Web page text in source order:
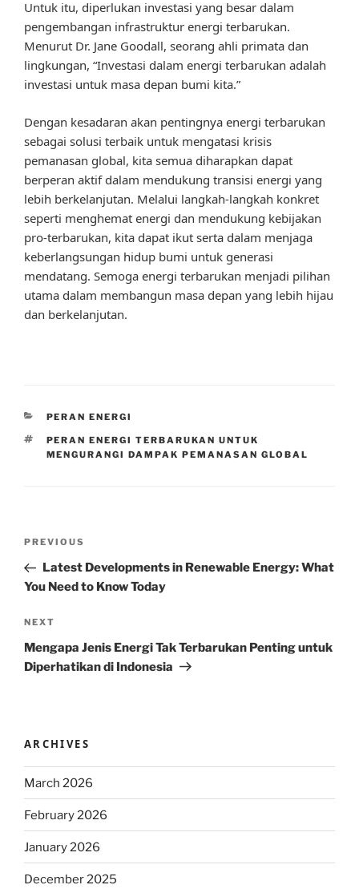
Untuk itu, diperlukan investasi yang besar dalam
pengembangan infrastruktur energi terbarukan.
Menurut Dr. Jane Goodall, seorang ahli primata dan
lingkungan, “Investasi dalam energi terbarukan adalah
investasi untuk masa depan bumi kita.”
Dengan kesadaran akan pentingnya energi terbarukan
sebagai solusi terbaik untuk mengatasi krisis
pemanasan global, kita semua diharapkan dapat
berperan aktif dalam mendukung transisi energi yang
lebih berkelanjutan. Melalui langkah-langkah konkret
seperti menghemat energi dan mendukung kebijakan
pro-terbarukan, kita dapat ikut serta dalam menjaga
keberlangsungan hidup bumi untuk generasi
mendatang. Semoga energi terbarukan menjadi pilihan
utama dalam membangun masa depan yang lebih hijau
dan berkelanjutan.
CATEGORIES
PERAN ENERGI
TAGS
PERAN ENERGI TERBARUKAN UNTUK
MENGURANGI DAMPAK PEMANASAN GLOBAL
Previous
Post
PREVIOUS
Latest Developments in Renewable Energy: What
You Need to Know Today
Next
Post
NEXT
Mengapa Jenis Energi Tak Terbarukan Penting untuk
Diperhatikan di Indonesia
ARCHIVES
March 2026
February 2026
January 2026
December 2025